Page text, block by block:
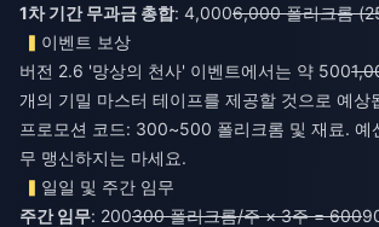
1차 기간 무과금 총합: 4,0006,000 폴리크롬
이벤트 보상
버전 2.6 '망상의 천사' 이벤트에서는 약 500
개의 기밀 마스터 테이프를 제공할 것으로 예상
프로모션 코드: 300~500 폴리크롬 및 재료. 예
무 맹신하지는 마세요.
일일 및 주간 임무
주간 임무: 200300 폴리크롬/주 × 3주 = 600